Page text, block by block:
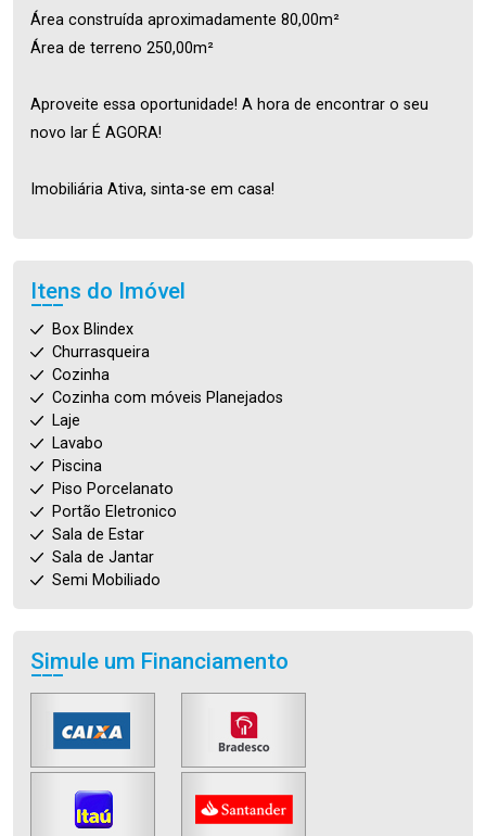
Área construída aproximadamente 80,00m²
Área de terreno 250,00m²
Aproveite essa oportunidade! A hora de encontrar o seu
novo lar É AGORA!
Imobiliária Ativa, sinta-se em casa!
Itens do Imóvel
Box Blindex
Churrasqueira
Cozinha
Cozinha com móveis Planejados
Laje
Lavabo
Piscina
Piso Porcelanato
Portão Eletronico
Sala de Estar
Sala de Jantar
Semi Mobiliado
Simule um Financiamento